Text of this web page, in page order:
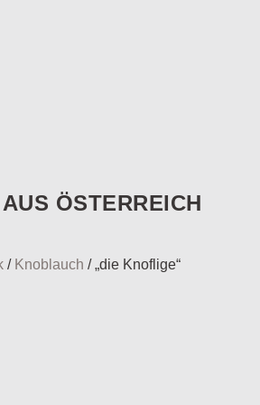
ÖSTERREICH
/ Knoblauch / „die Knoflige“